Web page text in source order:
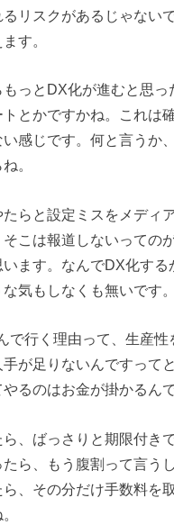
リスクがあるじゃない
す。
っとDX化が進むと思
とかですかね。これは
感じです。何と言うか
。
らと設定ミスをメディ
こは報道しないっての
ます。なんでDX化す
気もしなくも無いです。
で行く理由って、生産
が足りないんですって
るのはお金が掛かるん
、ばっさりと期限付き
ら、もう腹割って言う
、その分だけ手数料を